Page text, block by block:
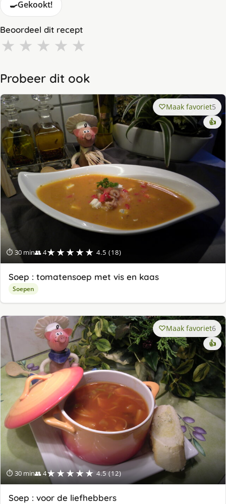
🍳Gekookt!
Beoordeel dit recept
★ ★ ★ ★ ★
Probeer dit ook
⏱ 30 min👥 4★★★★★ 4.5 (18)
Maak favoriet5
👍
Soep : tomatensoep met vis en kaas
Soepen
⏱ 30 min👥 4★★★★★ 4.5 (12)
Maak favoriet6
👍
Soep : voor de liefhebbers